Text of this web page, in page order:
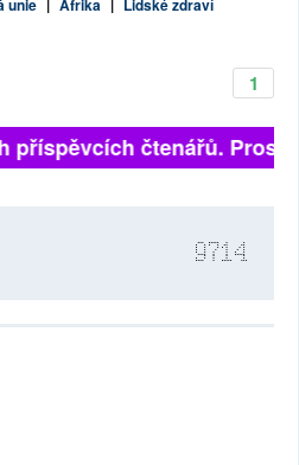
1
čtenářů.
9714